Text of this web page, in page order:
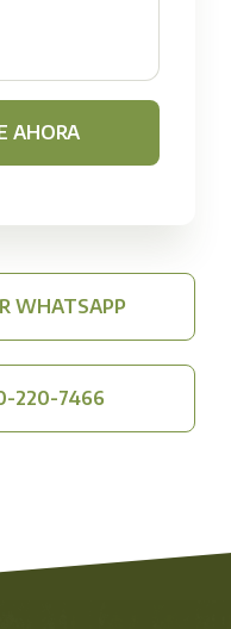
AHORA
WHATSAPP
220-7466